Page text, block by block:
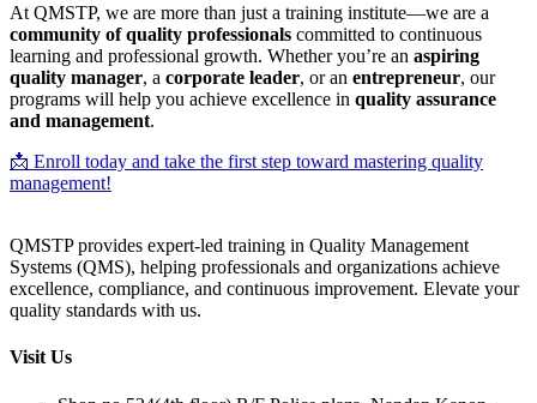
At QMSTP, we are more than just a training institute—we are a
community of quality professionals committed to continuous
learning and professional growth. Whether you’re an aspiring
quality manager, a corporate leader, or an entrepreneur, our
programs will help you achieve excellence in quality assurance
and management.
📩 Enroll today and take the first step toward mastering quality
management!
QMSTP provides expert-led training in Quality Management
Systems (QMS), helping professionals and organizations achieve
excellence, compliance, and continuous improvement. Elevate your
quality standards with us.
Visit Us